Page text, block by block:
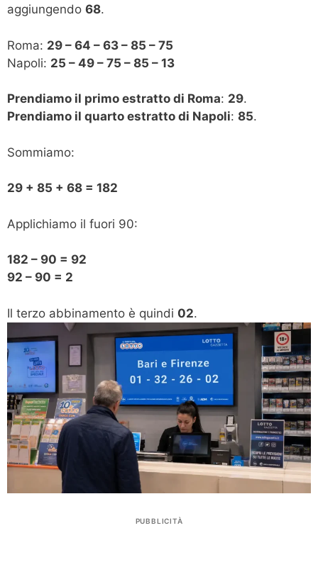
aggiungendo 68.
Roma: 29 – 64 – 63 – 85 – 75
Napoli: 25 – 49 – 75 – 85 – 13
Prendiamo il primo estratto di Roma: 29.
Prendiamo il quarto estratto di Napoli: 85.
Sommiamo:
29 + 85 + 68 = 182
Applichiamo il fuori 90:
182 – 90 = 92
92 – 90 = 2
Il terzo abbinamento è quindi 02.
PUBBLICITÀ